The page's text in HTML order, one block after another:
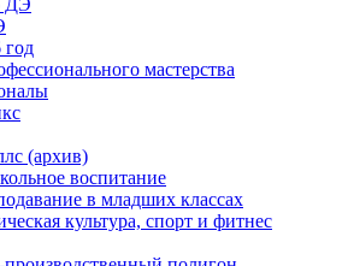
ДЭ
год
мастерства
(архив)
воспитание
в младших классах
культура, спорт и фитнес